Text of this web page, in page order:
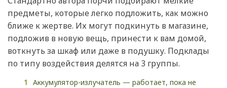
предметы, которые легко подложить, как можно
ближе к жертве. Их могут подкинуть в магазине,
подложив в новую вещь, принести к вам домой,
воткнуть за шкаф или даже в подушку. Подклады
по типу воздействия делятся на 3 группы.
Аккумулятор-излучатель — работает, пока не